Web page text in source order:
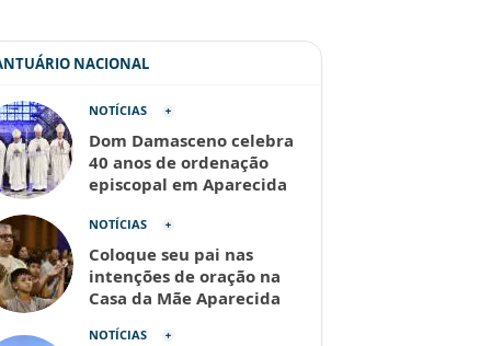
NACIONAL
NOTÍCIAS
Dom Damasceno celebra
40 anos de ordenação
episcopal em Aparecida
NOTÍCIAS
Coloque seu pai nas
intenções de oração na
Casa da Mãe Aparecida
NOTÍCIAS